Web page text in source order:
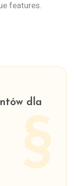
features.
dla